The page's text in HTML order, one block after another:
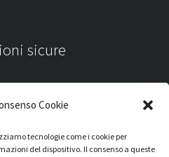
Cookie
tecnologie come i cookie per
del dispositivo. Il consenso a queste
sicure